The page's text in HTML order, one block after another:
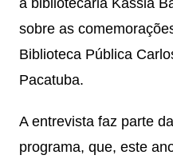
a bibliotecária Kássia
sobre as
Biblioteca Pública
Pacatuba.
A entrevista faz parte
programa, que, este